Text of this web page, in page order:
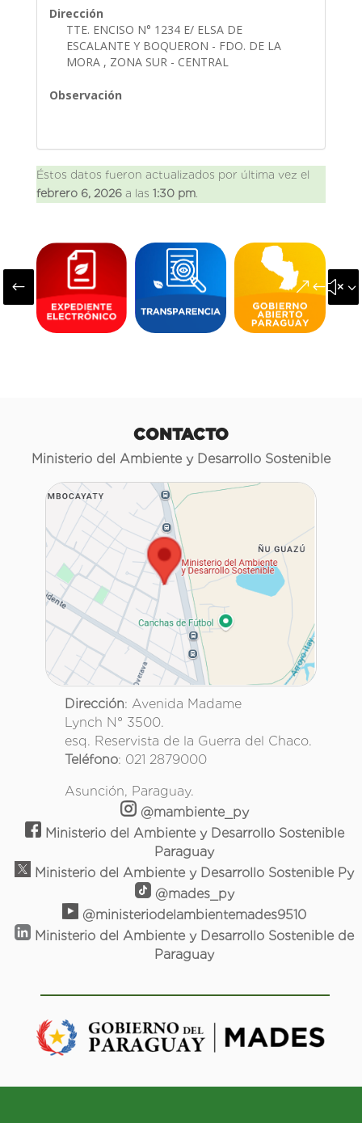
Dirección
TTE. ENCISO N° 1234 E/ ELSA DE
ESCALANTE Y BOQUERON - FDO. DE LA
MORA , ZONA SUR - CENTRAL
Observación
Éstos datos fueron actualizados por última vez el
febrero 6, 2026a las 1:30 pm.
#
CONTACTO
Ministerio del Ambiente y Desarrollo Sostenible
Dirección: Avenida Madame
Lynch N° 3500.
esq. Reservista de la Guerra del Chaco.
Teléfono: 021 2879000
Asunción, Paraguay.
@mambiente_py
Ministerio del Ambiente y Desarrollo Sostenible
Paraguay
Ministerio del Ambiente y Desarrollo Sostenible Py
@mades_py
@ministeriodelambientemades9510
Ministerio del Ambiente y Desarrollo Sostenible de
Paraguay